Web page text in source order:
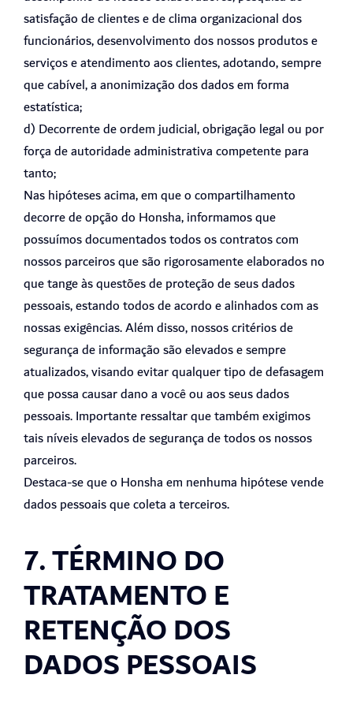
satisfação de clientes e de clima organizacional dos
funcionários, desenvolvimento dos nossos produtos e
serviços e atendimento aos clientes, adotando, sempre
que cabível, a anonimização dos dados em forma
estatística;
d) Decorrente de ordem judicial, obrigação legal ou por
força de autoridade administrativa competente para
tanto;
Nas hipóteses acima, em que o compartilhamento
decorre de opção do Honsha, informamos que
possuímos documentados todos os contratos com
nossos parceiros que são rigorosamente elaborados no
que tange às questões de proteção de seus dados
pessoais, estando todos de acordo e alinhados com as
nossas exigências. Além disso, nossos critérios de
segurança de informação são elevados e sempre
atualizados, visando evitar qualquer tipo de defasagem
que possa causar dano a você ou aos seus dados
pessoais. Importante ressaltar que também exigimos
tais níveis elevados de segurança de todos os nossos
parceiros.
Destaca-se que o Honsha em nenhuma hipótese vende
dados pessoais que coleta a terceiros.
7. TÉRMINO DO
TRATAMENTO E
RETENÇÃO DOS
DADOS PESSOAIS